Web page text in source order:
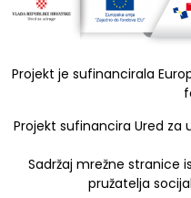
Projekt je sufinancirala
Projekt sufinancira Ured za
Sadržaj mrežne stranice
pružatelja